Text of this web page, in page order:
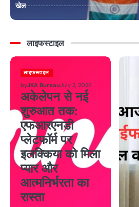
खेल
लाइफस्टाइल
लाइफस्टाइल
byJKA BureauJuly 2, 2026
अकेलेपन से नई
शुरुआत तक:
एफआरएनडी
प्लेटफॉर्म पर
इलक्किया को मिला
प्यार और
आत्मनिर्भरता का
रास्ता